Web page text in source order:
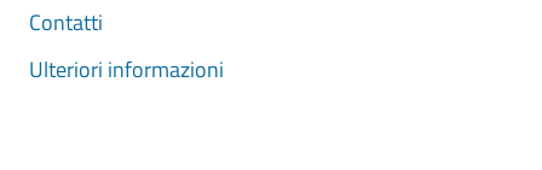
Contatti
Ulteriori informazioni